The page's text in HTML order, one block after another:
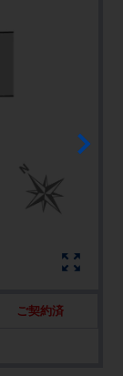
ご契約済